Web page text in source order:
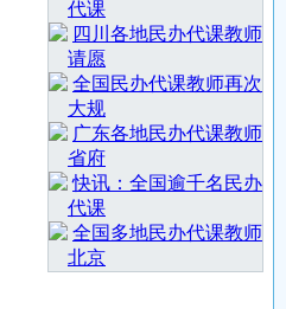
代课
四川各地民办代课教师
请愿
全国民办代课教师再次
大规
广东各地民办代课教师
省府
快讯：全国逾千名民办
代课
全国多地民办代课教师
北京